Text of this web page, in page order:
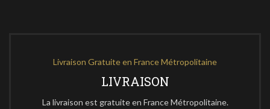
Livraison Gratuite en France Métropolitaine
LIVRAISON
La livraison est gratuite en France Métropolitaine.